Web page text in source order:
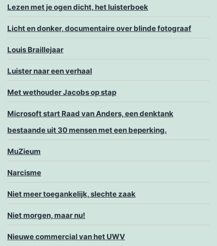
Lezen met je ogen dicht, het luisterboek
Licht en donker, documentaire over blinde fotograaf
Louis Braillejaar
Luister naar een verhaal
Met wethouder Jacobs op stap
Microsoft start Raad van Anders, een denktank
bestaande uit 30 mensen met een beperking.
MuZieum
Narcisme
Niet meer toegankelijk, slechte zaak
Niet morgen, maar nu!
Nieuwe commercial van het UWV